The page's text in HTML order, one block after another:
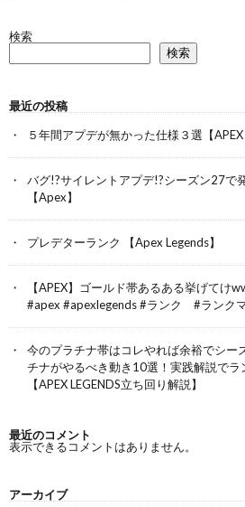
検索
検索
最近の投稿
５年間アプデが無かった仕様３選【
バグ!?サイレントアプデ!?シーズン27で
【Apex】
プレデターランク 【Apex Legends】
【APEX】ゴールド帯あるある挙げてけ
#apex #apexlegends #ランク #ランク
今のプラチナ帯はコレやれば余裕でシー
チナがやるべき動き10選！実践解説でラ
【APEX LEGENDS立ち回り解説】
最近のコメント
表示できるコメントはありません。
アーカイブ